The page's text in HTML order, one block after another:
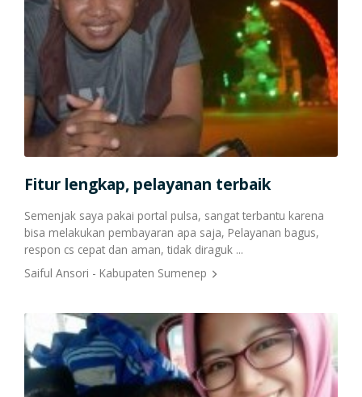
Cetak Struk Token & PPOB
Transaksi Via API
Fitur lengkap, pelayanan terbaik
Semenjak saya pakai portal pulsa, sangat terbantu karena
bisa melakukan pembayaran apa saja, Pelayanan bagus,
respon cs cepat dan aman, tidak diraguk ...
Saiful Ansori - Kabupaten Sumenep